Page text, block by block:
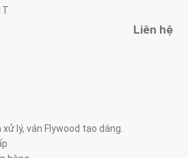
Liên hệ
lý, ván Flywood tạo dáng.